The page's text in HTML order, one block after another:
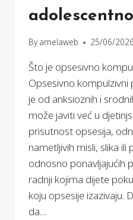
By amelaweb 25/06/2026
Što je opsesivno
Opsesivno kompulzivni
je od anksioznih i
može javiti već u
prisutnost opsesija,
nametljivih misli, slika
odnosno ponavljajućih
radnji kojima dijete
koju opsesije izazivaju.
da…